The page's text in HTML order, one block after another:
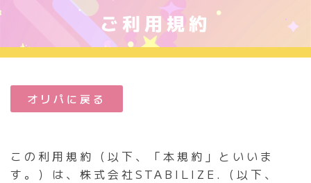
Skip
ご利用規約
オリパに戻る
この利用規約（以下、「本規約」といいま
す。）は、株式会社STABILIZE.（以下、